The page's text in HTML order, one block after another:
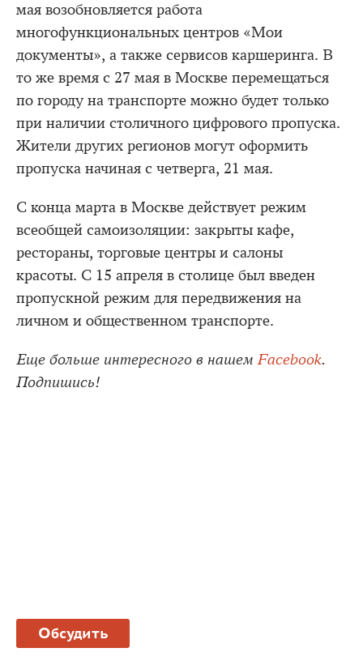
мая возобновляется работа
многофункциональных центров «Мои
документы», а также сервисов каршеринга. В
то же время с 27 мая в Москве перемещаться
по городу на транспорте можно будет только
при наличии столичного цифрового пропуска.
Жители других регионов могут оформить
пропуска начиная с четверга, 21 мая.
С конца марта в Москве действует режим
всеобщей самоизоляции: закрыты кафе,
рестораны, торговые центры и салоны
красоты. С 15 апреля в столице был введен
пропускной режим для передвижения на
личном и общественном транспорте.
Еще больше интересного в нашем Facebook.
Подпишись!
Обсудить